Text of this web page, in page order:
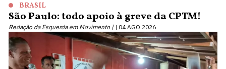
BRASIL
São Paulo: todo apoio à greve da CPTM!
Redação da Esquerda em Movimento | 04 AGO 2026